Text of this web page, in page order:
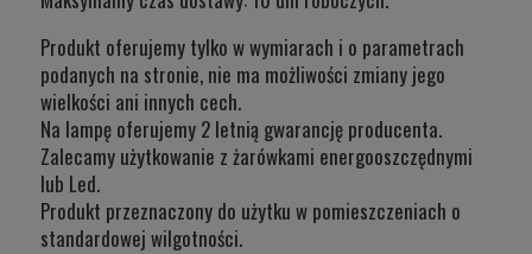
Produkt oferujemy tylko w wymiarach i o parametrach
podanych na stronie, nie ma możliwości zmiany jego
wielkości ani innych cech.
Na lampę oferujemy 2 letnią gwarancję producenta.
Zalecamy użytkowanie z żarówkami energooszczędnymi
lub Led.
Produkt przeznaczony do użytku w pomieszczeniach o
standardowej wilgotności.